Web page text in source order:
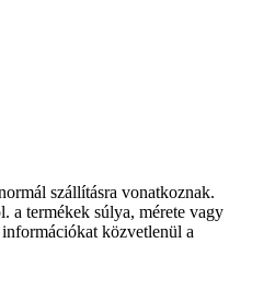
szállításra vonatkoznak.
a termékek súlya, mérete vagy
közvetlenül a